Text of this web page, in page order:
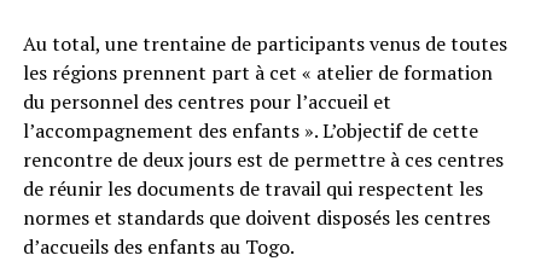
Au total, une trentaine de participants venus de toutes
les régions prennent part à cet « atelier de formation
du personnel des centres pour l’accueil et
l’accompagnement des enfants ». L’objectif de cette
rencontre de deux jours est de permettre à ces centres
de réunir les documents de travail qui respectent les
normes et standards que doivent disposés les centres
d’accueils des enfants au Togo.